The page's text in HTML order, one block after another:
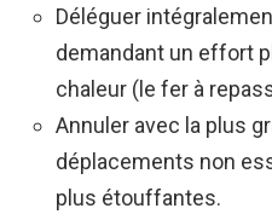
Déléguer
demandant un effort
chaleur (le fer à
Annuler avec la plus
déplacements non
plus étouffantes.